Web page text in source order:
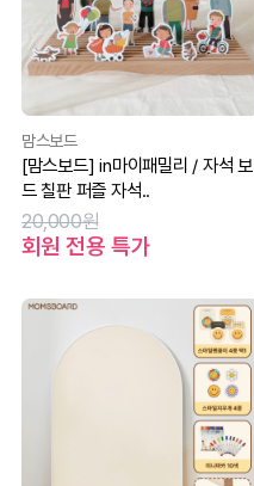
맘스보드
[맘스보드] in마이패밀리 / 자석 보
드 칠판 퍼즐 자석..
20,000원
회원 전용 특가